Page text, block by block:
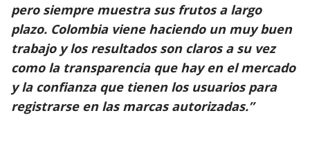
pero siempre muestra sus frutos a largo
plazo. Colombia viene haciendo un muy buen
trabajo y los resultados son claros a su vez
como la transparencia que hay en el mercado
y la confianza que tienen los usuarios para
registrarse en las marcas autorizadas.”